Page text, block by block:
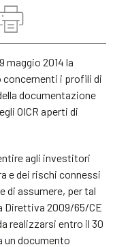
maggio 2014 la
concernenti i profili di
documentazione
OICR aperti di
agli investitori
e dei rischi connessi
di assumere, per tal
Direttiva 2009/65/CE
realizzarsi entro il 30
un documento